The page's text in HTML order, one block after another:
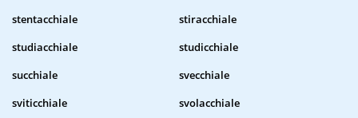
stentacchiale
stiracchiale
studiacchiale
studicchiale
succhiale
svecchiale
sviticchiale
svolacchiale